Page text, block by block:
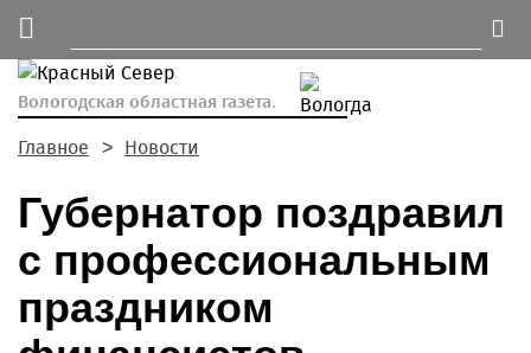
Вологодская областная газета.
Главное Новости
Губернатор поздравил
с профессиональным
праздником